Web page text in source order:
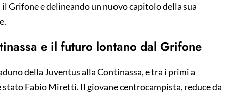
Grifone e delineando un nuovo capitolo della sua
e il futuro lontano dal Grifone
della Juventus alla Continassa, e tra i primi a
Fabio Miretti. Il giovane centrocampista, reduce da